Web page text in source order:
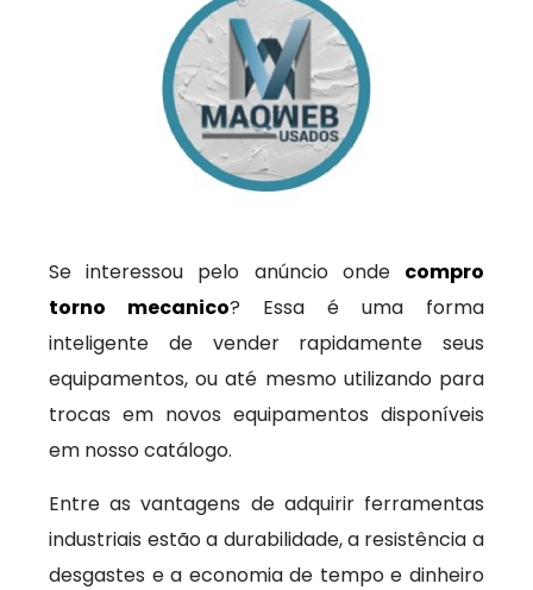
Se interessou pelo anúncio onde compro
torno mecanico? Essa é uma forma
inteligente de vender rapidamente seus
equipamentos, ou até mesmo utilizando para
trocas em novos equipamentos disponíveis
em nosso catálogo.
Entre as vantagens de adquirir ferramentas
industriais estão a durabilidade, a resistência a
desgastes e a economia de tempo e dinheiro